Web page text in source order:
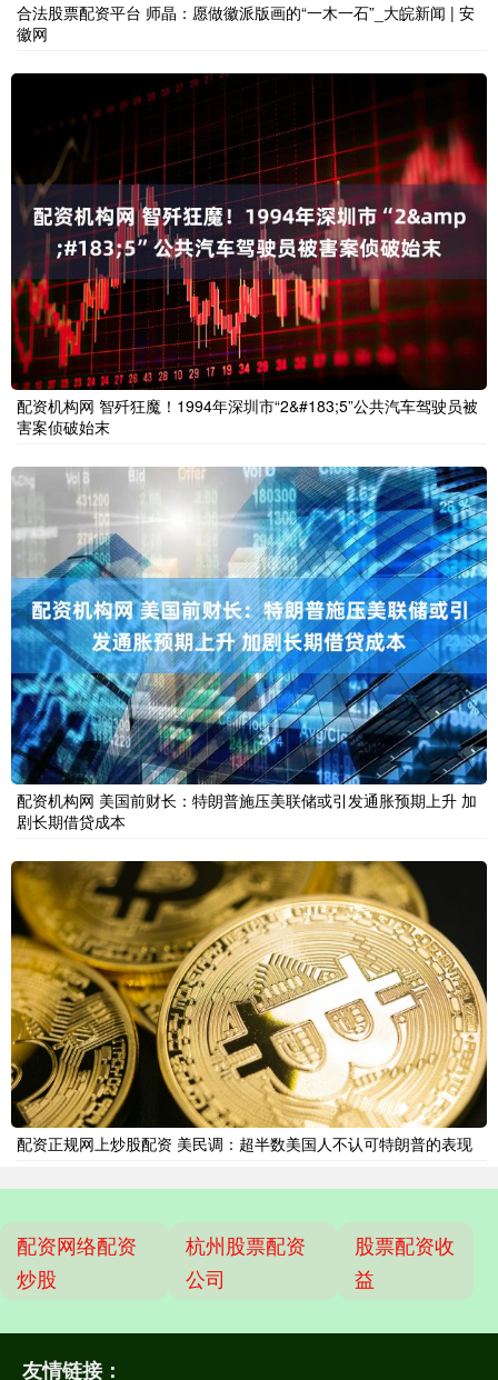
合法股票配资平台 师晶：愿做徽派版画的“一木一石”_大皖新闻 | 安
徽网
配资机构网 智歼狂魔！1994年深圳市“2&#183;5”公共汽车驾驶员被
害案侦破始末
配资机构网 美国前财长：特朗普施压美联储或引发通胀预期上升 加
剧长期借贷成本
配资正规网上炒股配资 美民调：超半数美国人不认可特朗普的表现
配资网络配资
炒股
杭州股票配资
公司
股票配资收
益
友情链接：